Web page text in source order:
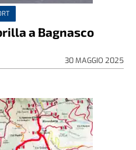
a Bagnasco
30 MAGGIO 2025